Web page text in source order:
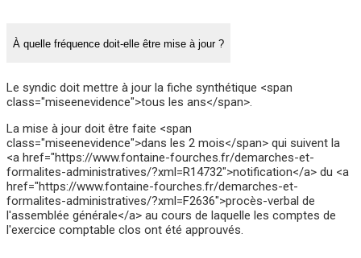
À quelle fréquence doit-elle être mise à jour ?
Le syndic doit mettre à jour la fiche synthétique <span
class="miseenevidence">tous les ans</span>.
La mise à jour doit être faite <span
class="miseenevidence">dans les 2 mois</span> qui suivent la
<a href="https://www.fontaine-fourches.fr/demarches-et-
formalites-administratives/?xml=R14732">notification</a> du <a
href="https://www.fontaine-fourches.fr/demarches-et-
formalites-administratives/?xml=F2636">procès-verbal de
l'assemblée générale</a> au cours de laquelle les comptes de
l'exercice comptable clos ont été approuvés.